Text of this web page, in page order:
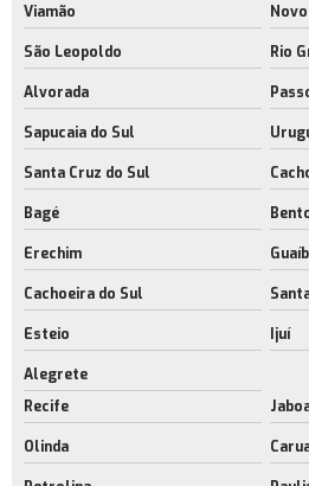
Viamão
São Leopoldo Rio
Alvorada
Sapucaia do Sul
Santa Cruz do Sul
Bagé
Erechim
Cachoeira do Sul
Esteio Ijuí
Alegrete
Recife
Olinda